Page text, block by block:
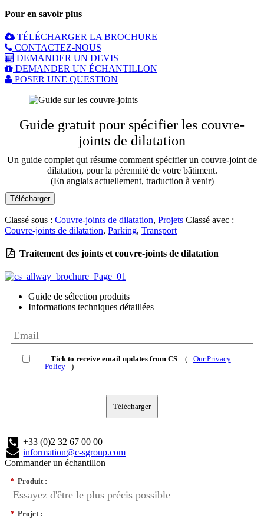
Pour en savoir plus
TÉLÉCHARGER LA BROCHURE
CONTACTEZ-NOUS
DEMANDER UN DEVIS
DEMANDER UN ÉCHANTILLON
POSER UNE QUESTION
Guide gratuit pour spécifier les couvre-
joints de dilatation
Un guide complet qui résume comment spécifier un couvre-joint de
dilatation, pour la pérennité de votre bâtiment.
(En anglais actuellement, traduction à venir)
Télécharger
Classé sous : Couvre-joints de dilatation, Projets Classé avec :
Couvre-joints de dilatation, Parking, Transport
Traitement des joints et couvre-joints de dilatation
Guide de sélection produits
Informations techniques détaillées
Tick to receive email updates from CS (
Our Privacy
Policy
)
Télécharger
+33 (0)2 32 67 00 00
information@c-sgroup.com
Commander un échantillon
* Produit :
* Projet :